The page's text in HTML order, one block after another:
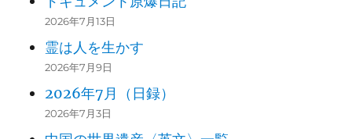
2026年7月13日
霊は人を生かす
2026年7月9日
2026年7月（日録）
2026年7月3日